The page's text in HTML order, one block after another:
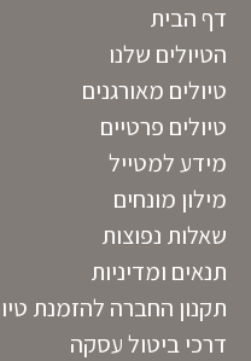
דף הבית
הטיולים שלנו
טיולים מאורגנים
טיולים פרטיים
מידע למטייל
מילון מונחים
שאלות נפוצות
תנאים ומדיניות
תקנון החברה להזמנת
דרכי ביטול עסקה